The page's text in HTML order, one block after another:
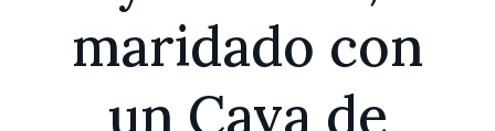
maridado con
un Cava de